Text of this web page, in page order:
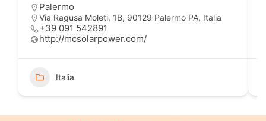
Palermo
Via Ragusa Moleti, 1B, 90129 Palermo PA, Italia
+39 091 542891
http://mcsolarpower.com/
Italia